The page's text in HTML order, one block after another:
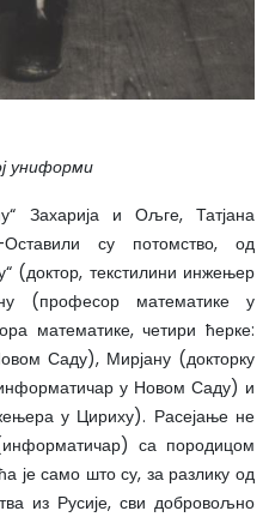
униформи
Захарија и Ољге, Татјана
су потомство, од
(доктор, текстилини инжењер
(професор математике у
математике, четири ћерке:
Саду), Мирјану (докторку
у Новом Саду) и
у Цириху). Расејање не
са породицом
је само што су, за разлику од
из Русије, сви добровољно